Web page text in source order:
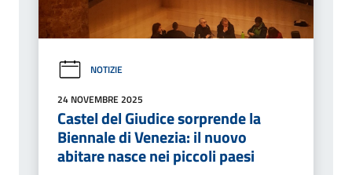
NOTIZIE
24 NOVEMBRE 2025
Castel del Giudice sorprende la
Biennale di Venezia: il nuovo
abitare nasce nei piccoli paesi